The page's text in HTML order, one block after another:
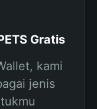
Gratis
kami
jenis